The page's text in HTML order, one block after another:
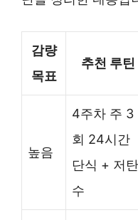
감량
목표
추천 루틴
높음
4주차 주 3
회 24시간
단식 + 저탄
수